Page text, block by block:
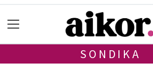
SONDIKA